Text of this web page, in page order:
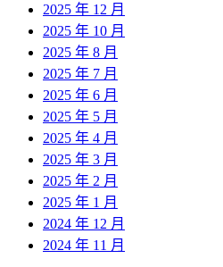
2025 年 12 月
2025 年 10 月
2025 年 8 月
2025 年 7 月
2025 年 6 月
2025 年 5 月
2025 年 4 月
2025 年 3 月
2025 年 2 月
2025 年 1 月
2024 年 12 月
2024 年 11 月